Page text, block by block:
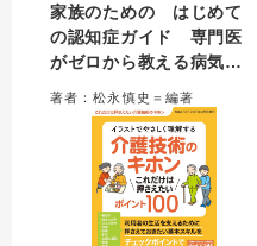
わり方、介護保険サービスの
種類・使い方、活用できる制
度、死亡後の手続きまでフル
い認知症専門医が対話形式で
やさしく解説する。
家族のための はじめて
の認知症ガイド 専門医
がゼロから教える病気・
著者：松永慎史＝編著